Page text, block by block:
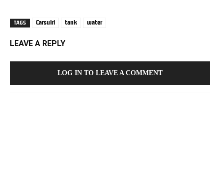
TAGS Carsulri tank water
LEAVE A REPLY
LOG IN TO LEAVE A COMMENT